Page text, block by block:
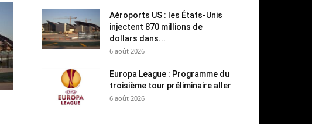
Aéroports US : les États-Unis
injectent 870 millions de
dollars dans...
6 août 2026
Europa League : Programme du
troisième tour préliminaire aller
6 août 2026